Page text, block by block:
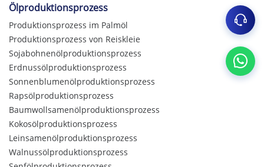
Ölproduktionsprozess
Produktionsprozess im Palmöl
Produktionsprozess von Reiskleie
Sojabohnenölproduktionsprozess
Erdnussölproduktionsprozess
Sonnenblumenölproduktionsprozess
Rapsölproduktionsprozess
Baumwollsamenölproduktionsprozess
Kokosölproduktionsprozess
Leinsamenölproduktionsprozess
Walnussölproduktionsprozess